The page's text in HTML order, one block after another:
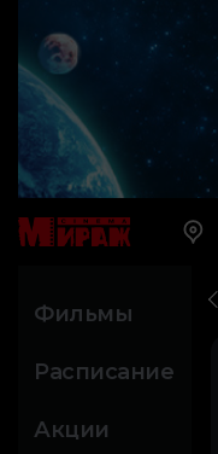
Фильмы
Расписание
Акции